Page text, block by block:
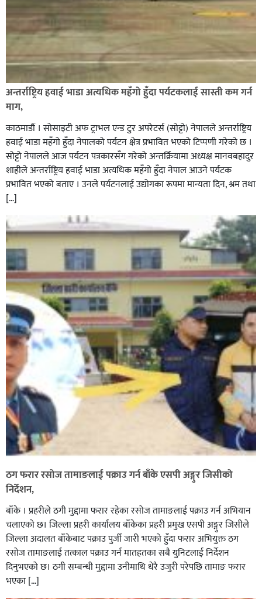
नेपालगन्जमा ग्यास लुकाएको आरोपमा अनुगमन टोलीले एक
किराना पसललाई ५० हजार जरिवाना,
किराले खुट्टामा टोक्दा एक युवकको मृत्यु,
अन्तर्राष्ट्रिय हवाई भाडा अत्यधिक महँगो हुँदा पर्यटकलाई सास्ती कम गर्न
माग,
काठमाडौं । सोसाइटी अफ ट्राभल एन्ड टुर अपरेटर्स (सोट्टो) नेपालले अन्तर्राष्ट्रिय
हवाई भाडा महँगो हुँदा नेपालको पर्यटन क्षेत्र प्रभावित भएको टिप्पणी गरेको छ ।
सोट्टो नेपालले आज पर्यटन पत्रकारसँग गरेको अन्तर्क्रियामा अध्यक्ष मानवबहादुर
शाहीले अन्तर्राष्ट्रिय हवाई भाडा अत्यधिक महँगो हुँदा नेपाल आउने पर्यटक
प्रभावित भएको बताए । उनले पर्यटनलाई उद्योगका रूपमा मान्यता दिन, श्रम तथा
[…]
ठग फरार रसोज तामाङलाई पक्राउ गर्न बाँके एसपी अङ्गुर जिसीको
निर्देशन,
बाँके । प्रहरीले ठगी मुद्दामा फरार रहेका रसोज तामाङलाई पक्राउ गर्न अभियान
चलाएको छ। जिल्ला प्रहरी कार्यालय बाँकेका प्रहरी प्रमुख एसपी अङ्गुर जिसीले
जिल्ला अदालत बाँकेबाट पक्राउ पुर्जी जारी भएको हुँदा फरार अभियुक्त ठग
रसोज तामाङलाई तत्काल पक्राउ गर्न मातहतका सबै युनिटलाई निर्देशन
दिनुभएको छ। ठगी सम्बन्धी मुद्दामा उनीमाथि धेरै उजुरी परेपछि तामाङ फरार
भएका […]